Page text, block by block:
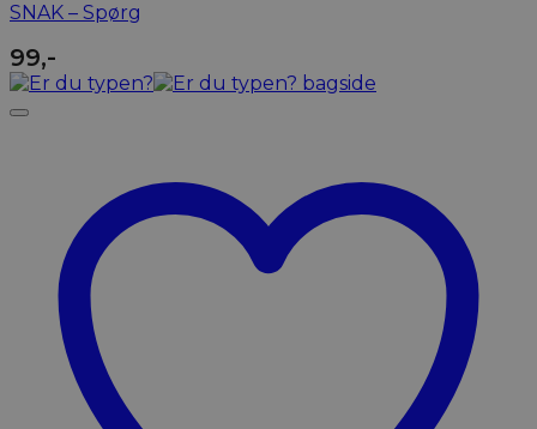
SNAK – Spørg
99,-